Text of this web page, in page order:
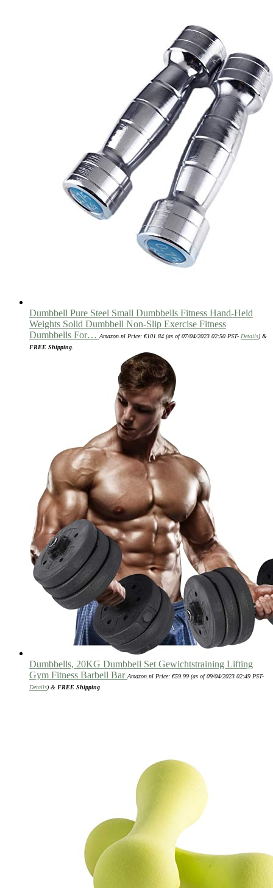
Dumbbell Pure Steel Small Dumbbells Fitness Hand-Held
Weights Solid Dumbbell Non-Slip Exercise Fitness
Dumbbells For… Amazon.nl Price: €101.84 (as of 07/04/2023 02:50 PST- Details) &
FREE Shipping
Dumbbells, 20KG Dumbbell Set Gewichtstraining Lifting
Gym Fitness Barbell Bar Amazon.nl Price: €59.99 (as of 09/04/2023 02:49 PST-
Details) & FREE Shipping